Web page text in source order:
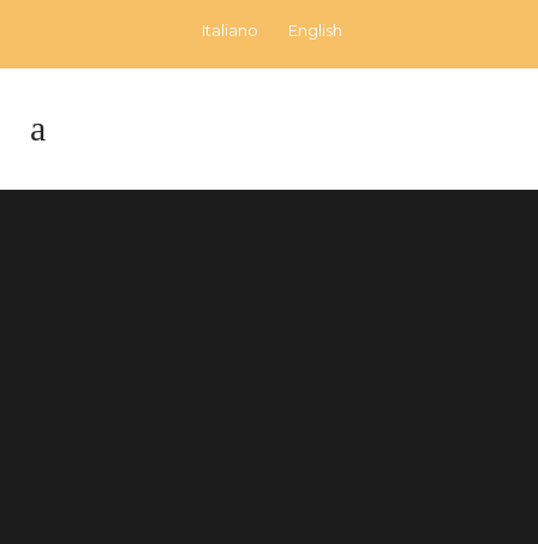
Italiano English